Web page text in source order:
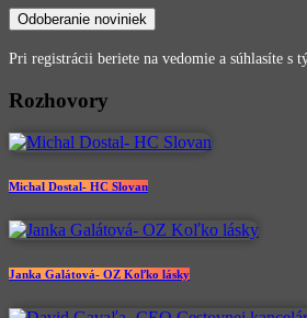
Pri registrácii beriete na vedomie a súhlasíte s
Rozhovory
Michal Dostal- HC Slovan
Janka Galátová- OZ Koľko lásky